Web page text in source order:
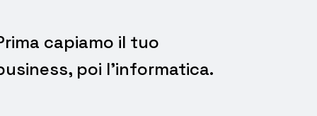
capiamo il tuo
poi l'informatica.